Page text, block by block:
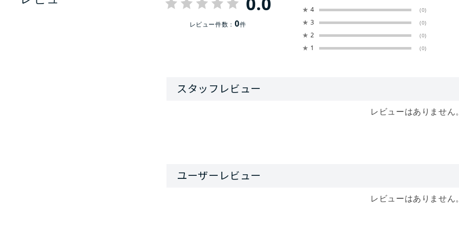
レビュー件数：0件
★ 4 (0)
★ 3 (0)
★ 2 (0)
★ 1 (0)
レビューはありません
レビューはありません